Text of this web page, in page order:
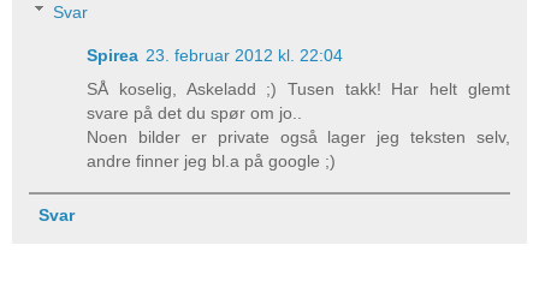
Svar
Spirea 23. februar 2012 kl. 22:04
SÅ koselig, Askeladd ;) Tusen takk! Har helt glemt
svare på det du spør om jo..
Noen bilder er private også lager jeg teksten selv,
andre finner jeg bl.a på google ;)
Svar